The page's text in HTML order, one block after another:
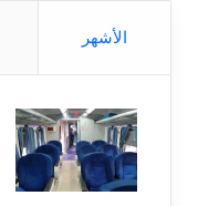
الأشهر